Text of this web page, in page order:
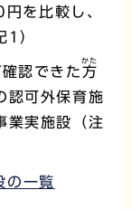
を比較し、
1）
認できた方
かた
認可外保育施
業実施設（注
の一覧